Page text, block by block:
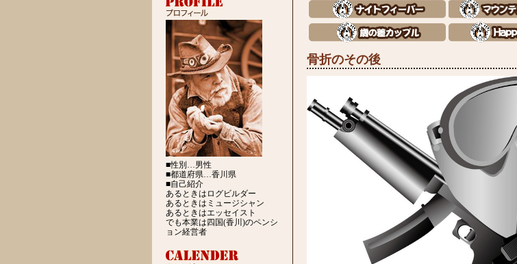
■性別…男性
■都道府県…香川県
■自己紹介
あるときはログビルダー
あるときはミュージシャン
あるときはエッセイスト
でも本業は四国(香川)のペンシ
ョン経営者
骨折のその後